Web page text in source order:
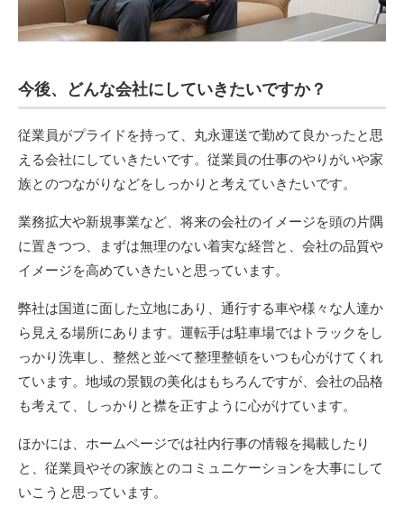
今後、どんな会社にしていきたいですか？
従業員がプライドを持って、丸永運送で勤めて良かったと思
える会社にしていきたいです。従業員の仕事のやりがいや家
族とのつながりなどをしっかりと考えていきたいです。
業務拡大や新規事業など、将来の会社のイメージを頭の片隅
に置きつつ、まずは無理のない着実な経営と、会社の品質や
イメージを高めていきたいと思っています。
弊社は国道に面した立地にあり、通行する車や様々な人達か
ら見える場所にあります。運転手は駐車場ではトラックをし
っかり洗車し、整然と並べて整理整頓をいつも心がけてくれ
ています。地域の景観の美化はもちろんですが、会社の品格
も考えて、しっかりと襟を正すように心がけています。
ほかには、ホームページでは社内行事の情報を掲載したり
と、従業員やその家族とのコミュニケーションを大事にして
いこうと思っています。